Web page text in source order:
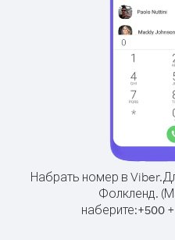
Набрать номер в Viber.
Фолкленд.
наберите:+500 +